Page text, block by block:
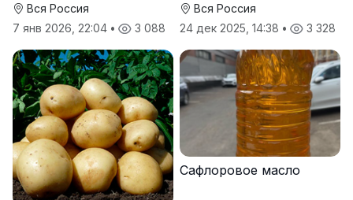
Вся Россия
7 янв 2026, 22:04 • 3 088
Вся Россия
24 дек 2025, 14:38 • 3 328
Сафлоровое масло